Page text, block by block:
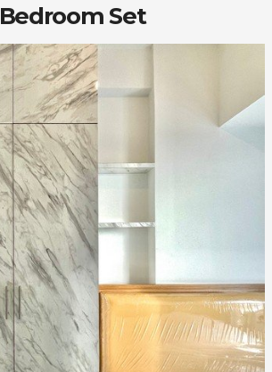
Bedroom Set